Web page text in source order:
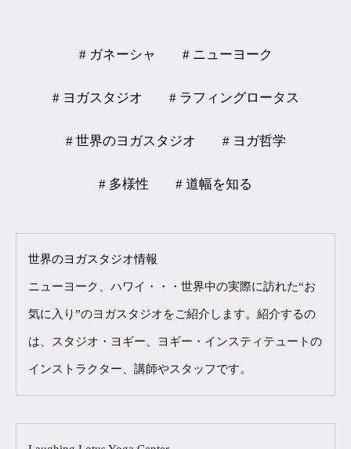
# ガネーシャ # ニューヨーク
# ヨガスタジオ # ラフィングロータス
# 世界のヨガスタジオ # ヨガ哲学
# 多様性 # 道幅を知る
世界のヨガスタジオ情報
ニューヨーク、ハワイ・・・世界中の実際に訪れた“お
気に入り”のヨガスタジオをご紹介します。紹介するの
は、スタジオ・ヨギー、ヨギー・インスティテュートの
インストラクター、講師やスタッフです。